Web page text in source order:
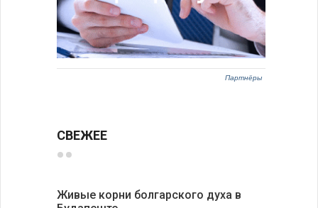
Партнёры
СВЕЖЕЕ
Живые корни болгарского духа в